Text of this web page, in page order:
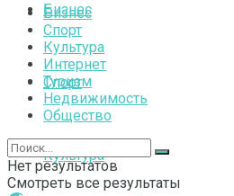
Бизнес
Спорт
Культура
Бизнес
Спорт
Культура
Интернет
Туризм
Недвижимость
Общество
Нет результатов
Смотреть все результаты